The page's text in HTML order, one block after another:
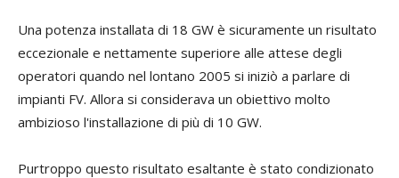
Una potenza installata di 18 GW è sicuramente un risultato
eccezionale e nettamente superiore alle attese degli
operatori quando nel lontano 2005 si iniziò a parlare di
impianti FV. Allora si considerava un obiettivo molto
ambizioso l'installazione di più di 10 GW.
Purtroppo questo risultato esaltante è stato condizionato